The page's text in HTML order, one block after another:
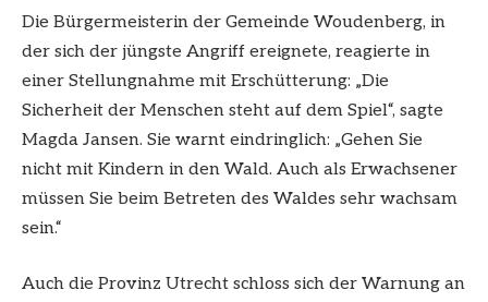
Die Bürgermeisterin der Gemeinde Woudenberg, in
der sich der jüngste Angriff ereignete, reagierte in
einer Stellungnahme mit Erschütterung: „Die
Sicherheit der Menschen steht auf dem Spiel“, sagte
Magda Jansen. Sie warnt eindringlich: „Gehen Sie
nicht mit Kindern in den Wald. Auch als Erwachsener
müssen Sie beim Betreten des Waldes sehr wachsam
sein.“
Auch die Provinz Utrecht schloss sich der Warnung an